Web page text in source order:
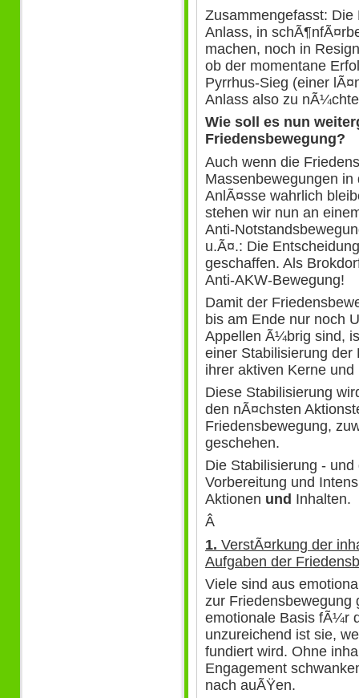
Zusammengefasst:
Anlass, in
machen, noch in
ob der momentane
Pyrrhus-Sieg (einer
Anlass also zu
Wie soll es nun
Friedensbewegung?
Auch wenn die
Massenbewegungen
AnlÃ¤sse wahrlich
stehen wir nun an
Anti-
u.Ã¤.: Die
geschaffen. Als
Anti-AKW-Bewegung!
Damit der
bis am Ende nur noch
Appellen Ã¼brig sind,
einer Stabilisierung der
ihrer aktiven Kerne
Diese Stabilisierung
den nÃ¤chsten
Friedensbewegung,
geschehen.
Die Stabilisierung -
Vorbereitung und
Aktionen und Inhalten.
Â
1. VerstÃ¤rkung der
Aufgaben der
Viele sind aus
zur Friedensbewegung
emotionale Basis fÃ¼r
unzureichend ist sie,
fundiert wird. Ohne
Engagement
nach auÃŸen.